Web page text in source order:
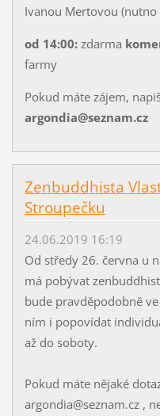
Ivanou Mertovou
od 14:00:zdarma
farmy
Pokud máte zájem,
argondia@seznam.cz
Zenbuddhista
Stroupečku
24.06.2019 16:19
Od středy 26. června u
má pobývat
bude pravděpodobně
ním i popovídat
až do soboty.
Pokud máte nějaké
argondia@seznam.cz ,